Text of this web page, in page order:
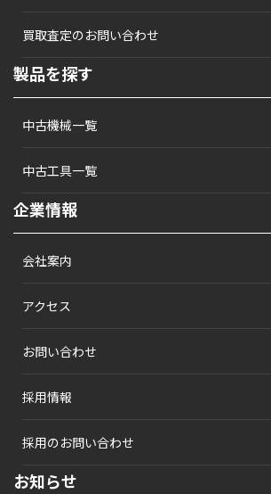
買取査定のお問い合わせ
製品を探す
中古機械一覧
中古工具一覧
企業情報
会社案内
アクセス
お問い合わせ
採用情報
採用のお問い合わせ
お知らせ